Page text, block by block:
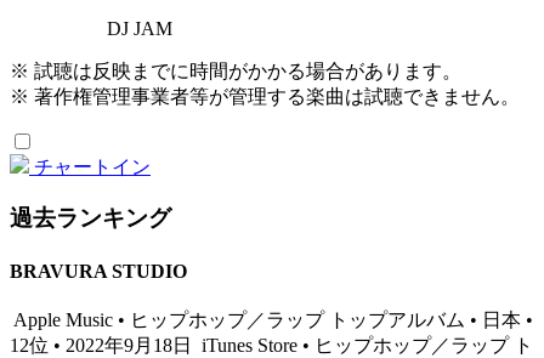
DJ JAM
※ 試聴は反映までに時間がかかる場合があります。
※ 著作権管理事業者等が管理する楽曲は試聴できません。
チャートイン
過去ランキング
BRAVURA STUDIO
Apple Music • ヒップホップ／ラップ トップアルバム • 日本 •
12位 • 2022年9月18日
iTunes Store • ヒップホップ／ラップ ト